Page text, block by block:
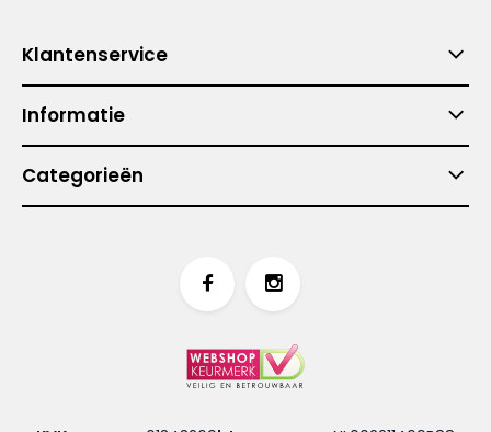
Klantenservice
Informatie
Categorieën